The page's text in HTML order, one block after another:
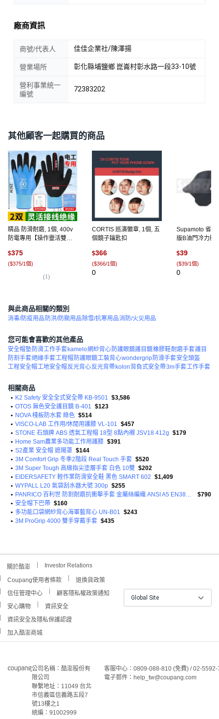
廠商資訊
商號/代表人 佳佳企業社/陳澤揚
營業場所 彰化縣埔鹽鄉 崑崙村彰水路一段33-10號
營利事業統一
編號
72383202
其他顧客一起購買的商品
精品 防滑耐磨, 1個, 400v
防電專用【操作靈活雙面
$375
($375/1個)
(1)
CORTIS 巡演徽章, 1個, 五
個鏡子鑰匙扣
$366
($366/1個)
0
Supamoto 省力
版B油門冷力壓
$39
($39/1個)
0
與此商品相關的類別
消毒/防疫用品 防洪/防颱用品 除雪/抗寒用品消防/火災用品
您可能會喜歡的其他產品
安全帽墊 防滑工作手套 kamelo網紗背心 防護眼鏡護目鏡橡膠鞋耐磨手套護目
防割手套絕緣手套工程帽 防護眼鏡工裝背心wondergrip 防滑手套安全頭盔
工程安全帽工地安全帽反光背心反光背帶 kolon背負式安全帶3m手套工作手套
相關商品
• K2 Safety 安全全式安全帶 KB-9501 $3,586
• OTOS 無色安全護目鏡 B-401 $123
• NOVA 棧板防水套 綠色 $514
• VISCO-LAB 工作用/休閒用護膝 VL-101 $457
• STONE 石頭牌 ABS 透氣工程帽 18型 8點內襯 JSV18 412g $179
• Home Sam農業多功能工作用護膝 $391
• S2產業 安全帽 遮陽罩 $144
• 3M Comfort Grip 冬季2階段 Real Touch 手套 $520
• 3M Super Tough 高級指尖塗層手套 白色 10雙 $202
• EIDERSAFETY 輕作業防滑安全鞋 黑色 SMART 602 $1,409
• WYPALL L20 氣袋刮水器大號 300p $255
•
PANRICO 百利世 防割耐磨抗衝擊手套 金屬絲編織 ANSI A5 EN388 4X42E
$790
• 安全帽下巴帶 $160
• 多功能口袋網紗背心海軍藍背心 UN-B01 $243
• 3M ProGrip 4000 雙手穿戴手套 $435
關於酷澎 Investor Relations
Coupang使用者條款
退換貨政策
信任管理中心
顧客隱私權政策通知
安心購物
資訊安全
資訊安全及隱私保護認證
加入酷澎商城
Global Site
公司名稱：酷澎股份有
限公司
聯繫地址：11049 台北
市信義區信義路五段7
號13樓之1
統編：91002999
客服中心：0809-088-810 (免費) / 02-
電子郵件：help_tw@coupang.com